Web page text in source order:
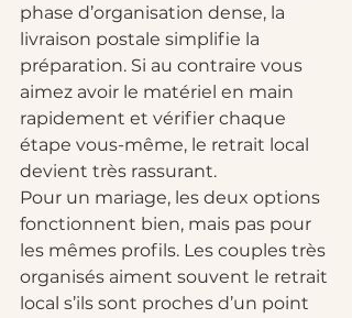
phase d’organisation dense, la
livraison postale simplifie la
préparation. Si au contraire vous
aimez avoir le matériel en main
rapidement et vérifier chaque
étape vous-même, le retrait local
devient très rassurant.
Pour un mariage, les deux options
fonctionnent bien, mais pas pour
les mêmes profils. Les couples très
organisés aiment souvent le retrait
local s’ils sont proches d’un point